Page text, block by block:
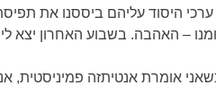
היסוד עליהם ביססנו את
– האהבה. בשבוע האחרון יצא
אומרת אנטיתזה פמיניסטית,